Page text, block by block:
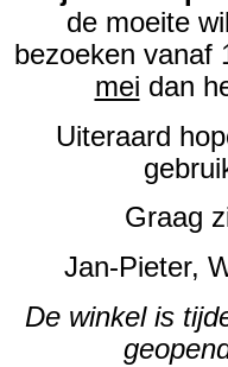
de moeite
bezoeken vanaf
mei dan
Uiteraard
Graag
Jan-Pieter,
De winkel is